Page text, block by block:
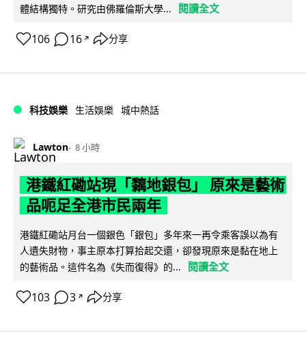
體結構獨特。研究由佛羅倫斯大學...
閱讀全文
106 16 ↗ 分享
科技娛樂 生活娛樂 城中熱話
Lawton 8 小時
港鐵紅磡站現「黐地銀包」 原來是藝術
品呃足全港市民兩年
港鐵紅磡站月台一個銀色「銀包」多年來一再令乘客誤以為有
人遺失財物，事主原本打算拾起交還，卻發現原來是黏在地上
的藝術品。這件名為《失而復得》的...
閱讀全文
103 3 ↗ 分享